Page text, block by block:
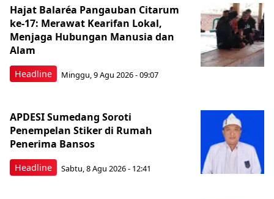
Headline
Hajat Balaréa Pangauban Citarum
ke-17: Merawat Kearifan Lokal,
Menjaga Hubungan Manusia dan
Alam
Minggu, 9 Agu 2026 - 09:07
Headline
APDESI Sumedang Soroti
Penempelan Stiker di Rumah
Penerima Bansos
Sabtu, 8 Agu 2026 - 12:41